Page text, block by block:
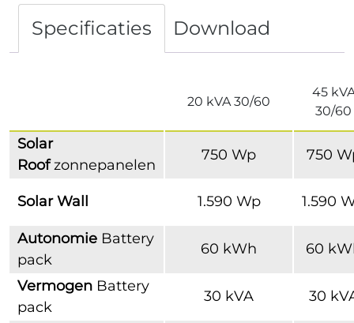
Specificaties Download
20 kVA 30/60
45
30/60
Solar
Roofzonnepanelen
750 Wp 750
Solar Wall 1.590 Wp 1.590
Autonomie Battery
pack
60 kWh 60
Vermogen Battery
pack
30 kVA 30